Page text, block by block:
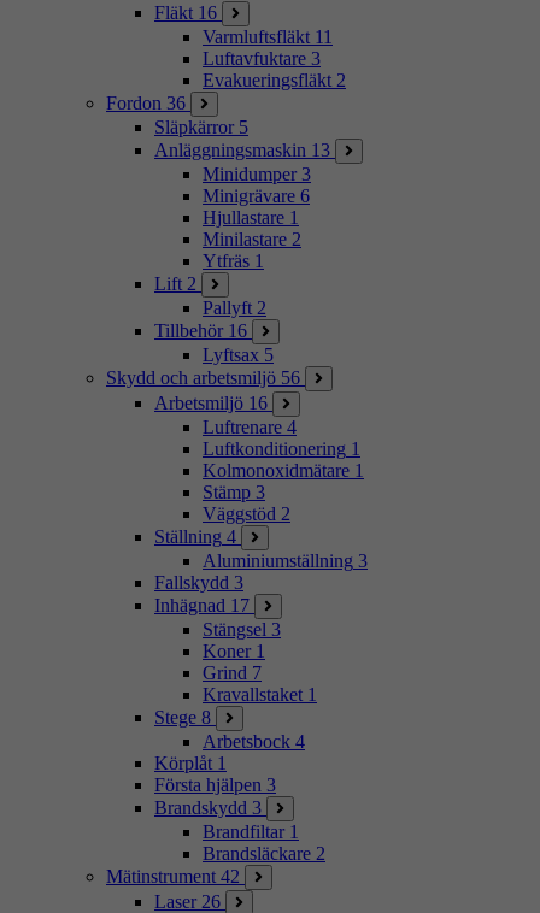
Fläkt 16
Varmluftsfläkt 11
Luftavfuktare 3
Evakueringsfläkt 2
Fordon 36
Släpkärror 5
Anläggningsmaskin 13
Minidumper 3
Minigrävare 6
Hjullastare 1
Minilastare 2
Ytfräs 1
Lift 2
Pallyft 2
Tillbehör 16
Lyftsax 5
Skydd och arbetsmiljö 56
Arbetsmiljö 16
Luftrenare 4
Luftkonditionering 1
Kolmonoxidmätare 1
Stämp 3
Väggstöd 2
Ställning 4
Aluminiumställning 3
Fallskydd 3
Inhägnad 17
Stängsel 3
Koner 1
Grind 7
Kravallstaket 1
Stege 8
Arbetsbock 4
Körplåt 1
Första hjälpen 3
Brandskydd 3
Brandfiltar 1
Brandsläckare 2
Mätinstrument 42
Laser 26